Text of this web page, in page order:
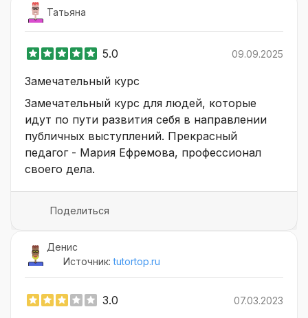
Татьяна
5.0 09.09.2025
Замечательный курс
Замечательный курс для людей, которые
идут по пути развития себя в направлении
публичных выступлений. Прекрасный
педагог - Мария Ефремова, профессионал
своего дела.
Поделиться
Денис
Источник:tutortop.ru
3.0 07.03.2023